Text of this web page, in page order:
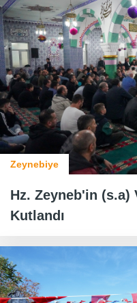
Zeynebiye
Hz. Zeyneb'in
Kutlandı